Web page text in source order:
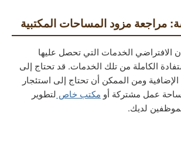
مراجعة مزود المساحات المكتبية
الافتراضي الخدمات التي تحصل عليها
الكاملة من تلك الخدمات. قد تحتاج إلى
ومن الممكن أن تحتاج إلى استئجار
عمل مشتركة أو مكتب خاص لتطوير
لديك.